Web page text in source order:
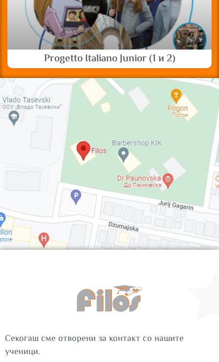
Progetto Italiano Junior (1 и 2)
Секогаш сме отворени за контакт со нашите
ученици.